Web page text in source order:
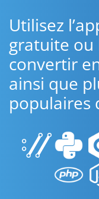
Utilisez
gratuite ou
convertir
ainsi que
populaires